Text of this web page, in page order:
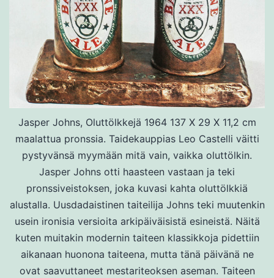
Jasper Johns, Oluttölkkejä 1964 137 X 29 X 11,2 cm
maalattua pronssia. Taidekauppias Leo Castelli väitti
pystyvänsä myymään mitä vain, vaikka oluttölkin.
Jasper Johns otti haasteen vastaan ja teki
pronssiveistoksen, joka kuvasi kahta oluttölkkiä
alustalla. Uusdadaistinen taiteilija Johns teki muutenkin
usein ironisia versioita arkipäiväisistä esineistä. Näitä
kuten muitakin modernin taiteen klassikkoja pidettiin
aikanaan huonona taiteena, mutta tänä päivänä ne
ovat saavuttaneet mestariteoksen aseman. Taiteen